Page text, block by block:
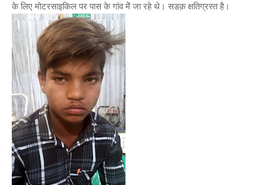
के लिए मोटरसाइकिल पर पास के गांव मेें जा रहे थे। सडक़ क्षतिग्रस्त है।